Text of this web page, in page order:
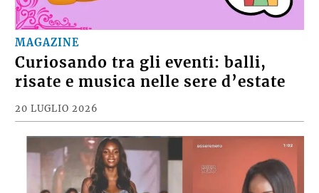
MAGAZINE
Curiosando tra gli eventi: balli,
risate e musica nelle sere d’estate
20 LUGLIO 2026